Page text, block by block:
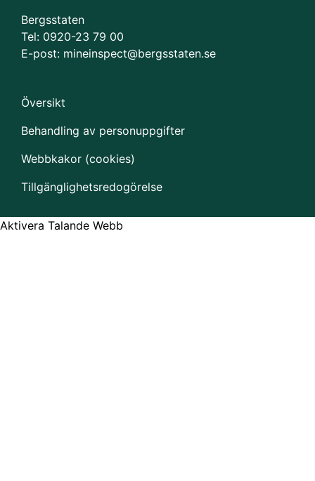
Bergsstaten
Tel: 0920-23 79 00
E-post: mineinspect@bergsstaten.se
Översikt
Behandling av personuppgifter
Webbkakor (cookies)
Tillgänglighetsredogörelse
Aktivera Talande Webb